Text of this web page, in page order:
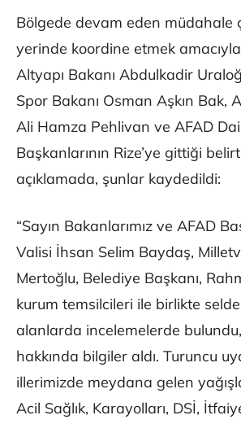
Bölgede devam eden müdahale
yerinde koordine etmek
Altyapı Bakanı Abdulkadir
Spor Bakanı Osman Aşkın Bak,
Ali Hamza Pehlivan ve AFAD
Başkanlarının Rize’ye gittiği
açıklamada, şunlar kaydedildi:
“Sayın Bakanlarımız ve AFAD
Valisi İhsan Selim Baydaş,
Mertoğlu, Belediye Başkanı,
kurum temsilcileri ile birlikte
alanlarda incelemelerde
hakkında bilgiler aldı. Turuncu
illerimizde meydana gelen
Acil Sağlık, Karayolları, DSİ,